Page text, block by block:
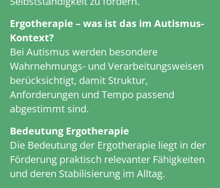
Ergotherapie – was ist das im Autismus-
Kontext?
Bei Autismus werden besondere
Wahrnehmungs- und Verarbeitungsweisen
berücksichtigt, damit Struktur,
Anforderungen und Tempo passend
abgestimmt sind.
Bedeutung Ergotherapie
Die Bedeutung der Ergotherapie liegt in der
Förderung praktisch relevanter Fähigkeiten
und deren Stabilisierung im Alltag.